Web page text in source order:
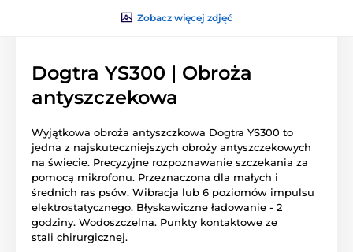
Zobacz więcej zdjęć
Dogtra YS300 | Obroża
antyszczekowa
Wyjątkowa obroża antyszczkowa Dogtra YS300 to
jedna z najskuteczniejszych obroży antyszczekowych
na świecie. Precyzyjne rozpoznawanie szczekania za
pomocą mikrofonu. Przeznaczona dla małych i
średnich ras psów. Wibracja lub 6 poziomów impulsu
elektrostatycznego. Błyskawiczne ładowanie - 2
godziny. Wodoszczelna. Punkty kontaktowe ze
stali chirurgicznej.